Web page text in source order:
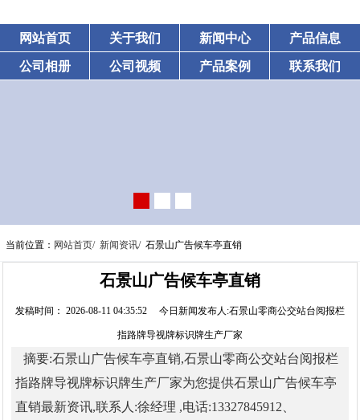
网站首页 关于我们 新闻中心 产品信息
公司相册 公司视频 产品案例 联系我们
当前位置： 网站首页/ 新闻资讯/ 石景山广告候车亭直销
石景山广告候车亭直销
发稿时间： 2026-08-11 04:35:52 今日新闻发布人:石景山零商公交站台阅报栏
指路牌导视牌标识牌生产厂家
摘要:石景山广告候车亭直销,石景山零商公交站台阅报栏
指路牌导视牌标识牌生产厂家为您提供石景山广告候车亭
直销最新资讯,联系人:徐经理 ,电话:13327845912、